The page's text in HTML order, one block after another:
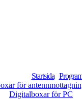
Startsida
för
Digitalboxar för PC